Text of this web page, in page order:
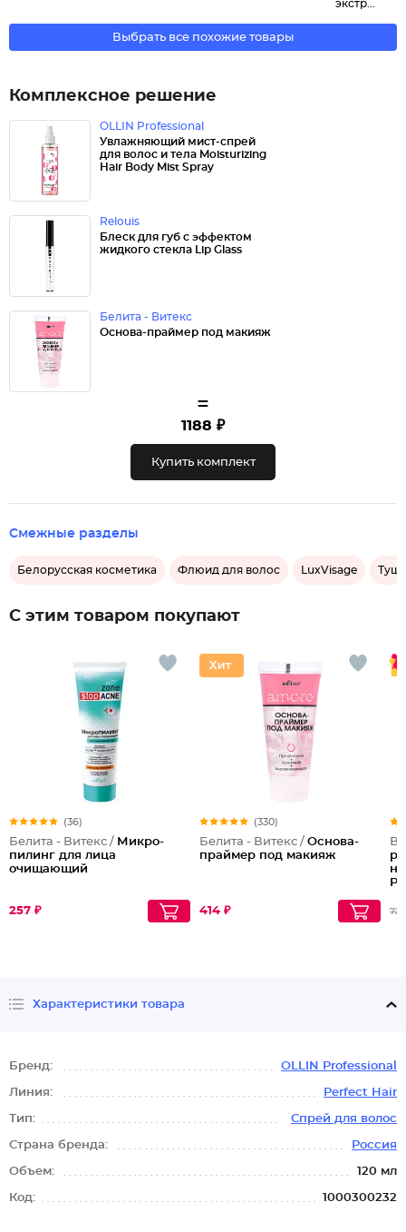
экстр...
Выбрать все похожие товары
Комплексное решение
OLLIN Professional
Увлажняющий мист-спрей
для волос и тела Moisturizing
Hair Body Mist Spray
Relouis
Блеск для губ с эффектом
жидкого стекла Lip Glass
Белита - Витекс
Основа-праймер под макияж
=
1188 ₽
Купить комплект
Смежные разделы
Белорусская косметика Флюид для волос LuxVisage
С этим товаром покупают
(36)
Белита - Витекс / Микро-
пилинг для лица
очищающий
257 ₽
(330)
Белита - Витекс / Основа-
праймер под макияж
414 ₽ 725
Характеристики товара
Бренд: OLLIN Professional
Линия: Perfect Hair
Тип: Спрей для волос
Страна бренда: Россия
Объем: 120 мл
Код: 1000300232